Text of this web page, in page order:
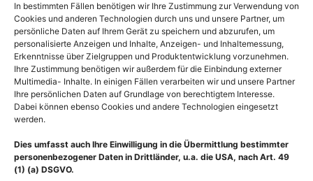
In bestimmten Fällen benötigen wir Ihre Zustimmung zur Verwendung von
Cookies und anderen Technologien durch uns und unsere Partner, um
persönliche Daten auf Ihrem Gerät zu speichern und abzurufen, um
personalisierte Anzeigen und Inhalte, Anzeigen- und Inhaltemessung,
Erkenntnisse über Zielgruppen und Produktentwicklung vorzunehmen.
Ihre Zustimmung benötigen wir außerdem für die Einbindung externer
Multimedia- Inhalte. In einigen Fällen verarbeiten wir und unsere Partner
Ihre persönlichen Daten auf Grundlage von berechtigtem Interesse.
Dabei können ebenso Cookies und andere Technologien eingesetzt
werden.
Dies umfasst auch Ihre Einwilligung in die Übermittlung bestimmter
personenbezogener Daten in Drittländer, u.a. die USA, nach Art. 49
(1) (a) DSGVO.